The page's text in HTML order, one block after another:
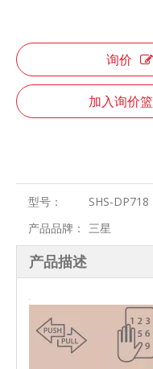
询价
加入询价篮
型号：
SHS-DP718
产品品牌：
三星
产品描述